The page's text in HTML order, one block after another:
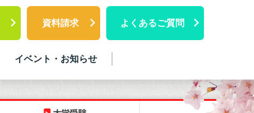
資料請求 よくあるご質問
イベント・お知らせ